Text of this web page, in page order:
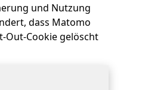
und Nutzung
dass Matomo
Out-Cookie gelöscht